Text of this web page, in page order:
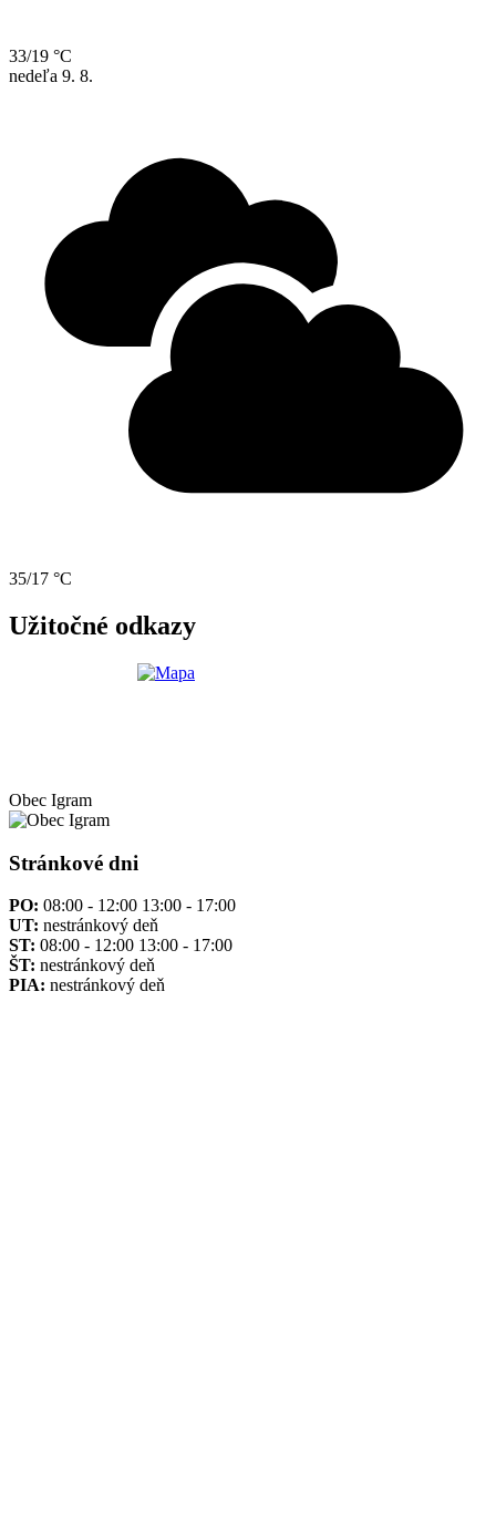
33/19 °C
nedeľa 9. 8.
35/17 °C
Užitočné odkazy
Obec Igram
Stránkové dni
PO: 08:00 - 12:00 13:00 - 17:00
UT: nestránkový deň
ST: 08:00 - 12:00 13:00 - 17:00
ŠT: nestránkový deň
PIA: nestránkový deň